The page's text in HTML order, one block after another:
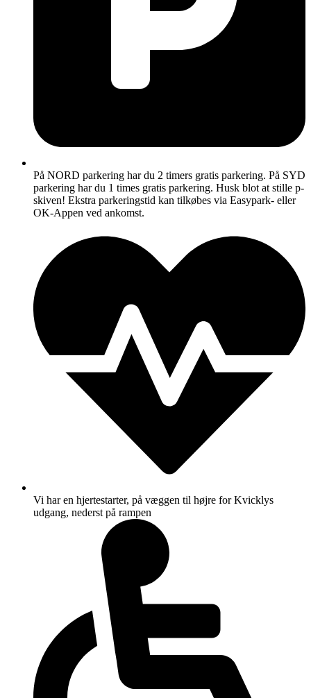
På NORD parkering har du 2 timers gratis parkering. På SYD
parkering har du 1 times gratis parkering. Husk blot at stille p-
skiven! Ekstra parkeringstid kan tilkøbes via Easypark- eller
OK-Appen ved ankomst.
Vi har en hjertestarter, på væggen til højre for Kvicklys
udgang, nederst på rampen